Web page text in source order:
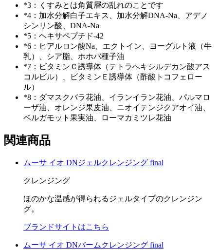
*3：くすみとは角質層の乱れのことです
*4：加水分解白子エキス、加水分解DNA-Na、アデノ
シンリン酸、DNA-Na
*5：ヘキサペプチド-42
*6：ヒアルロン酸Na、エクトイン、ヨーグルト液（牛
乳）、シア脂、ホホバ種子油
*7：ビタミンＣ誘導体（テトラへキシルデカン酸アス
コルビル）、ビタミンＥ誘導体（酢酸トコフェロー
ル）
*8：ダマスクバラ花油、イランイラン花油、パルマロ
ーザ油、オレンジ果皮油、ニオイテンジクアオイ油、
ベルガモット果実油、ローマカミツレ花油
関連商品
ムーサ イオ DNジェルクレンジング final
クレンジング
ほのかな温感が得られるジェルタイプのクレンジン
グ。
ブランドサイトはこちら
ムーサ イオ DNバームクレンジング final